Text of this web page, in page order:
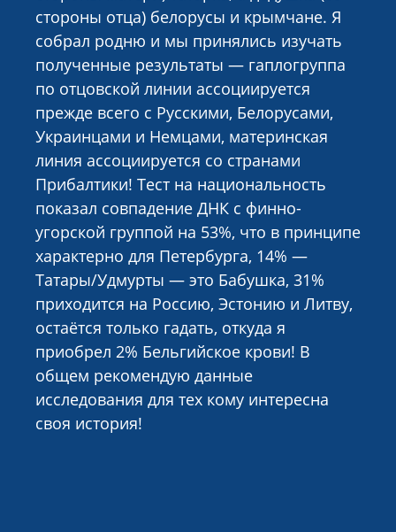
стороны отца) белорусы и крымчане. Я
собрал родню и мы принялись изучать
полученные результаты — гаплогруппа
по отцовской линии ассоциируется
прежде всего с Русскими, Белорусами,
Украинцами и Немцами, материнская
линия ассоциируется со странами
Прибалтики! Тест на национальность
показал совпадение ДНК с финно-
угорской группой на 53%, что в принципе
характерно для Петербурга, 14% —
Татары/Удмурты — это Бабушка, 31%
приходится на Россию, Эстонию и Литву,
остаётся только гадать, откуда я
приобрел 2% Бельгийское крови! В
общем рекомендую данные
исследования для тех кому интересна
своя история!